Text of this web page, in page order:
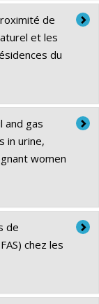
de
et les
du
and gas
in urine,
women
de
chez les